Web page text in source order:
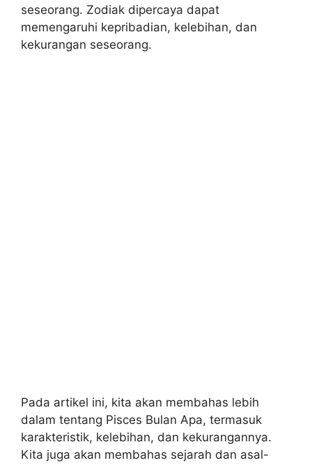
seseorang. Zodiak dipercaya dapat
memengaruhi kepribadian, kelebihan, dan
kekurangan seseorang.
Pada artikel ini, kita akan membahas lebih
dalam tentang Pisces Bulan Apa, termasuk
karakteristik, kelebihan, dan kekurangannya.
Kita juga akan membahas sejarah dan asal-